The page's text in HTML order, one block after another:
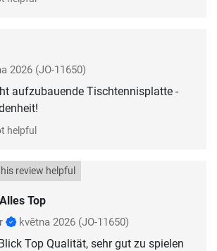
2026 (JO-11650)
aufzubauende Tischtennisplatte -
helpful
Alles Top
review helpful
května 2026 (JO-11650)
Top Qualität, sehr gut zu spielen